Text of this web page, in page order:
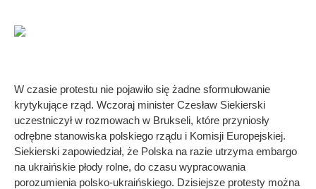
W czasie protestu nie pojawiło się żadne sformułowanie
krytykujące rząd. Wczoraj minister Czesław Siekierski
uczestniczył w rozmowach w Brukseli, które przyniosły
odrębne stanowiska polskiego rządu i Komisji Europejskiej.
Siekierski zapowiedział, że Polska na razie utrzyma embargo
na ukraińskie płody rolne, do czasu wypracowania
porozumienia polsko-ukraińskiego. Dzisiejsze protesty można